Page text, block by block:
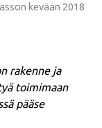
kevään 2018
rakenne ja
toimimaan
pääse